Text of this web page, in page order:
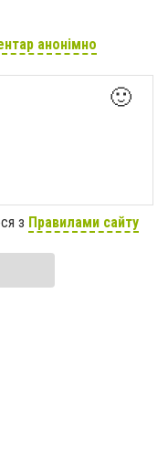
анонімно
🙂
з Правилами сайту